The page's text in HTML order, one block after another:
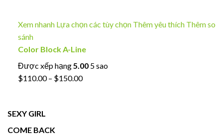
Xem nhanhLựa chọn các tùy chọnThêm yêu thíchThêm so
sánh
Color Block A-Line
Được xếp hạng5.005 sao
$110.00 – $150.00
SEXY GIRL
COME BACK